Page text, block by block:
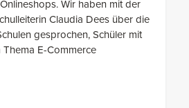
Wir haben mit der
Claudia Dees über die
gesprochen, Schüler mit
E-Commerce